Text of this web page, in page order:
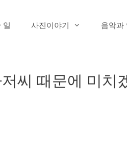
일 사진이야기 음악과
씨 때문에 미치